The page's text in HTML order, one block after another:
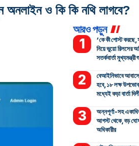
ও কি কি নথি লাগবে?
আরও পড়ুন
‘কে কী পোস্ট
নিয়ে ভুয়ো রিলসের
সতর্কবার্তা মুখ্যমন্ত্রী
বেআইনিভাবে
হবে, ১৮ লক্ষ
মধ্যেই কড়া বার্তা
অন্নপূর্ণা-সহ
আগস্ট থেকে, বড়
অধিকারীর